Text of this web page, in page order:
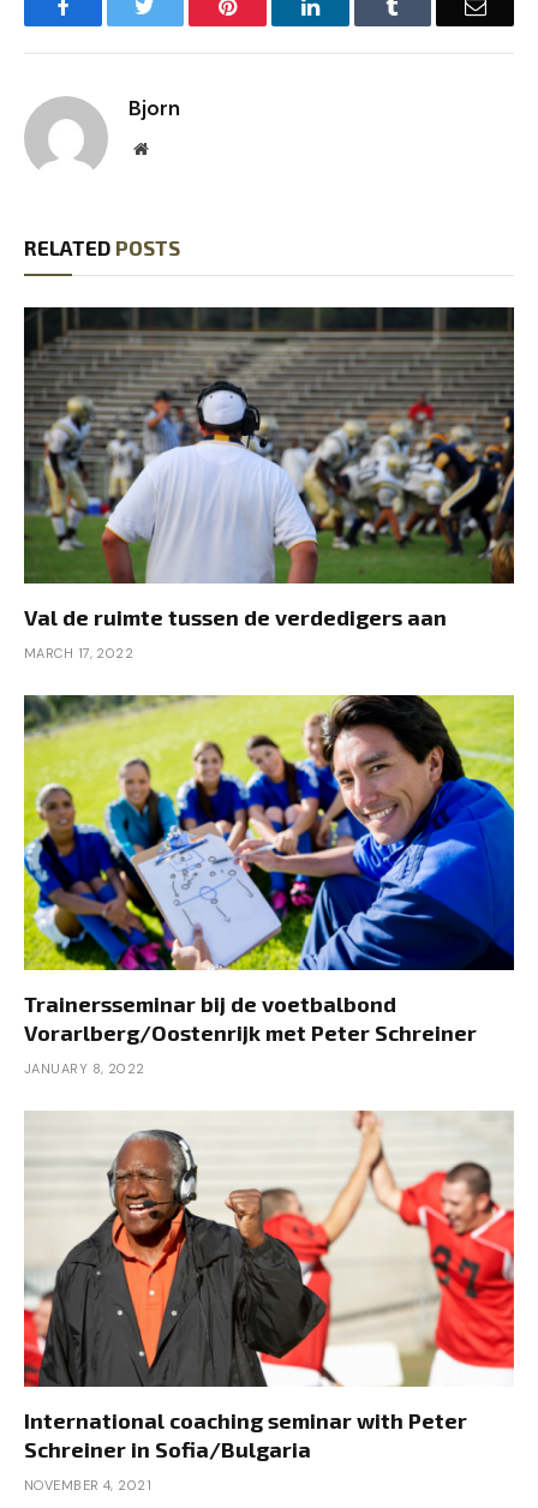
Facebook Pinterest LinkedIn Email
Bjorn
Website
RELATED POSTS
Val de ruimte tussen de verdedigers aan
MARCH 17, 2022
Trainersseminar bij de voetbalbond
Vorarlberg/Oostenrijk met Peter Schreiner
JANUARY 8, 2022
International coaching seminar with Peter
Schreiner in Sofia/Bulgaria
NOVEMBER 4, 2021